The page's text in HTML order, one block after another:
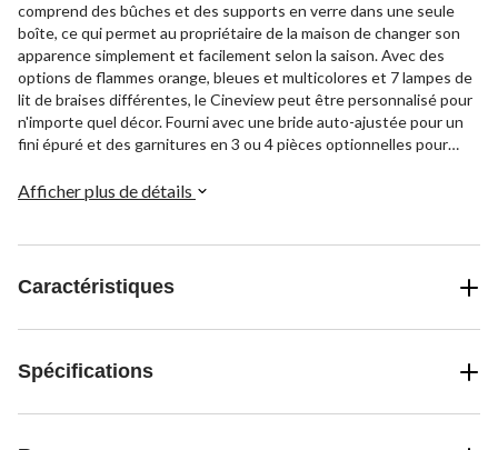
comprend des bûches et des supports en verre dans une seule
boîte, ce qui permet au propriétaire de la maison de changer son
apparence simplement et facilement selon la saison. Avec des
options de flammes orange, bleues et multicolores et 7 lampes de
lit de braises différentes, le Cineview peut être personnalisé pour
n'importe quel décor. Fourni avec une bride auto-ajustée pour un
fini épuré et des garnitures en 3 ou 4 pièces optionnelles pour
Le Cineview est également offert avec les modes ECO et BOOST,
Afficher plus de détails
Caractéristiques
Spécifications